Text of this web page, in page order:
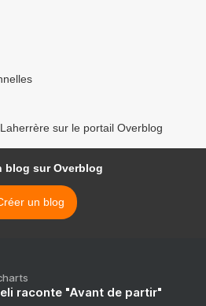
sur le portail Overblog
blog sur Overblog
un blog
raconte "Avant de partir"